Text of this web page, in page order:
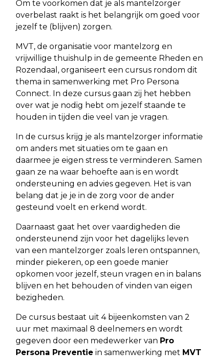
Om te voorkomen dat je als mantelzorger
overbelast raakt is het belangrijk om goed voor
jezelf te (blijven) zorgen.
MVT, de organisatie voor mantelzorg en
vrijwillige thuishulp in de gemeente Rheden en
Rozendaal, organiseert een cursus rondom dit
thema in samenwerking met Pro Persona
Connect. In deze cursus gaan zij het hebben
over wat je nodig hebt om jezelf staande te
houden in tijden die veel van je vragen.
In de cursus krijg je als mantelzorger informatie
om anders met situaties om te gaan en
daarmee je eigen stress te verminderen. Samen
gaan ze na waar behoefte aan is en wordt
ondersteuning en advies gegeven. Het is van
belang dat je je in de zorg voor de ander
gesteund voelt en erkend wordt.
Daarnaast gaat het over vaardigheden die
ondersteunend zijn voor het dagelijks leven
van een mantelzorger zoals leren ontspannen,
minder piekeren, op een goede manier
opkomen voor jezelf, steun vragen en in balans
blijven en het behouden of vinden van eigen
bezigheden.
De cursus bestaat uit 4 bijeenkomsten van 2
uur met maximaal 8 deelnemers en wordt
gegeven door een medewerker van Pro
Persona Preventie in samenwerking met MVT